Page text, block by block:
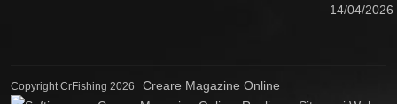
14/04/2026
Copyright CrFishing 2026 Creare Magazine Online